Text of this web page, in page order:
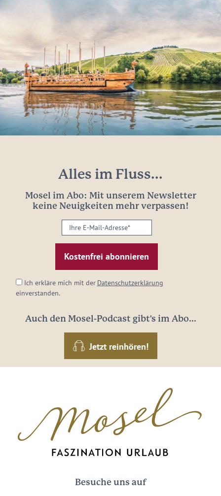
Alles im Fluss...
Mosel im Abo: Mit unserem Newsletter
keine Neuigkeiten mehr verpassen!
Ihre
E-
Mail-
Adresse:
Ich erkläre mich mit der Datenschutzerklärung
einverstanden.
Auch den Mosel-Podcast gibt's im Abo...
Jetzt reinhören!
Besuche uns auf